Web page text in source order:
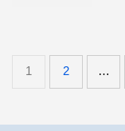
1 2 …